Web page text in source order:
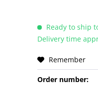
Ready to ship
Delivery time
Remember
Order number: